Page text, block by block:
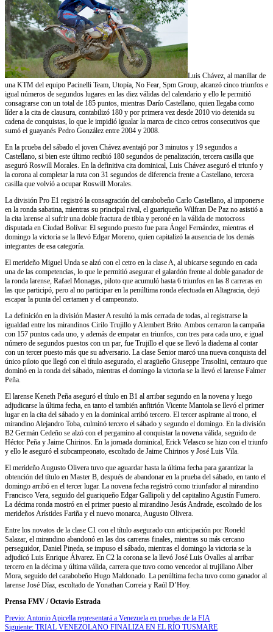
Luis Chávez, al manillar de
una KTM del equipo Pacinelli Team, Utopía, No Fear, Spm Group, alcanzó cinco triunfos e
igual números de segundos lugares en las diez válidas del calendario y ello le permitió
consagrarse con un total de 185 puntos, mientras Darío Castellano, quien llegaba como
líder a la cita de clausura, contabilizó 180 y por primera vez desde 2010 vio detenida su
cadena de conquistas, lo que le impidió igualar la marca de cinco cetros consecutivos que
sumó el guayanés Pedro González entre 2004 y 2008.
En la prueba del sábado el joven Chávez aventajó por 3 minutos y 19 segundos a
Castellano, si bien este último recibió 180 segundos de penalización, tercera casilla que
aseguró Roswill Morales. En la definitiva cita dominical, Luis Chávez aseguró el triunfo y
la corona al completar la ruta con 31 segundos de diferencia frente a Castellano, tercera
casilla que volvió a ocupar Roswill Morales.
La división Pro E1 registró la consagración del carabobeño Carlo Castellano, al imponerse
en la ronda sabatina, mientras su principal rival, el guariqueño Wilfran De Paz no asistió a
la cita larense al sufrir una doble fractura de tibia y peroné en la válida de motocross
disputada en Ciudad Bolívar. El segundo puesto fue para Ángel Fernández, mientras el
domingo la victoria se la llevó Edgar Moreno, quien capitalizó la ausencia de los demás
integrantes de esa categoría.
El merideño Miguel Unda se alzó con el cetro en la clase A, al ubicarse segundo en cada
una de las competencias, lo que le permitió asegurar el galardón frente al doble ganador de
la ronda larense, Rafael Monagas, piloto que acumuló hasta 6 triunfos en las 8 carreras en
las que participó, pero al no participar en la penúltima ronda efectuada en Altagracia, dejó
escapar la punta del certamen y el campeonato.
La definición en la división Master A resultó la más cerrada de todas, al registrarse la
igualdad entre los mirandinos Cirilo Trujillo y Alembert Brito. Ambos cerraron la campaña
con 157 puntos cada uno, y además de empatar en triunfos, con tres para cada uno, e igual
número de segundos puestos con un par, fue Trujillo el que se llevó la diadema al contar
con un tercer puesto más que su adversario. La clase Senior marcó una nueva conquista del
único piloto que llegó con el título asegurado, el aragüeño Giuseppe Trasolini, centauro que
dominó en la ronda del sábado, mientras el domingo la victoria se la llevó el larense Falmer
Peña.
El larense Keneth Peña aseguró el título en B1 al arribar segundo en la novena y luego
adjudicarse la última fecha, en tanto el también anfitrión Vicente Mantola se llevó el primer
lugar en la cita del sábado y en la dominical arribó tercero. El tercer aspirante al trono, el
mirandino Alejandro Toba, culminó tercero el sábado y segundo el domingo. En la división
B2 Germán Cedeño se alzó con el pergamino al conquistar la novena válida, seguido de
Héctor Peña y Jaime Chirinos. En la jornada dominical, Erick Velasco se hizo con el triunfo
y ello le aseguró el subcampeonato, escoltado de Jaime Chirinos y José Luis Vila.
El merideño Augusto Olivera tuvo que aguardar hasta la última fecha para garantizar la
obtención del título en Master B, después de abandonar en la prueba del sábado, en tanto el
domingo arribó en el tercer lugar. La novena fecha registró como triunfador al mirandino
Francisco Vera, seguido del guariqueño Edgar Gallipoli y del capitalino Agustín Fumero.
La décima ronda mostró en el primer puesto al mirandino Jesús Andrade, escoltado de los
merideños Arístides Fariña y el nuevo monarca, Augusto Olivera.
Entre los novatos de la clase C1 con el título asegurado con anticipación por Roneld
Salazar, el mirandino abandonó en las dos carreras finales, mientras su más cercano
perseguidor, Daniel Pineda, se impuso el sábado, mientras el domingo la victoria se la
adjudicó Luis Enrique Álvarez. En C2 la corona se la llevó José Luis Ovalles al arribar
tercero en la décima y última válida, carrera que tuvo como vencedor al trujillano Alber
Mora, seguido del carabobeño Hugo Maldonado. La penúltima fecha tuvo como ganador al
larense José Díaz, escoltado de Yonathan Correia y Raúl D’Hoy.
Prensa FMV / Octavio Estrada
Previo: Antonio Apicella representará a Venezuela en pruebas de la FIA
Siguiente: TRIAL VENEZOLANO FINALIZA EN EL RÍO TUSMARE